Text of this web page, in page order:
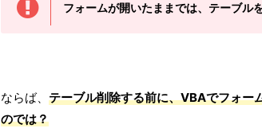
フォームが開いたままでは、テーブル
ならば、 テーブル削除する前に、VBAでフォー
のでは？